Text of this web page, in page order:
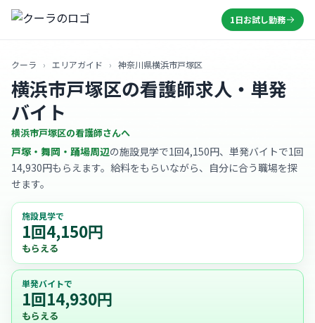
1日お試し勤務
クーラ › エリアガイド › 神奈川県横浜市戸塚区
横浜市戸塚区の看護師求人・単発
バイト
横浜市戸塚区の看護師さんへ
戸塚・舞岡・踊場周辺の施設見学で1回4,150円、単発バイトで1回
14,930円もらえます。給料をもらいながら、自分に合う職場を探
せます。
施設見学で
1回4,150円
もらえる
単発バイトで
1回14,930円
もらえる